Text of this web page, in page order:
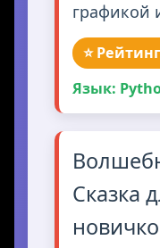
графикой
⭐
Язык:
Сказка